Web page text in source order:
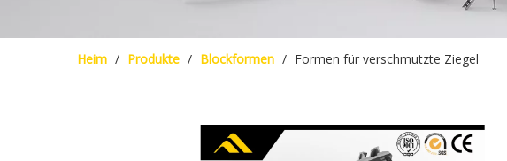
Heim / Produkte / Blockformen / Formen für verschmutzte Ziegel